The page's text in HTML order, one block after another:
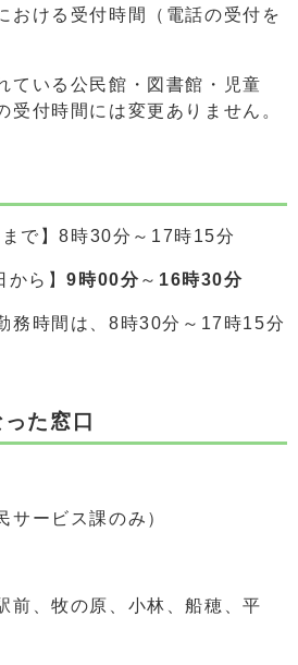
おける受付時間（電話の受付を
いる公民館・図書館・児童
受付時間には変更ありません。
で】8時30分～17時15分
ら】9時00分～ 16時30分
時間は、8時30分～17時15分
た窓口
ービス課のみ）
、牧の原、小林、船穂、平